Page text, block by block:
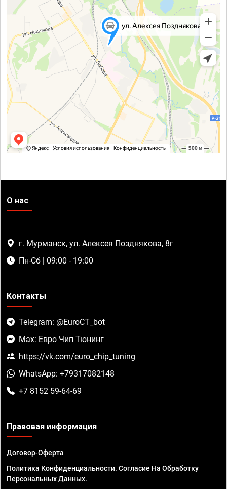
О нас
г. Мурманск, ул. Алексея Позднякова, 8г
Пн-Сб | 09:00 - 19:00
Контакты
Telegram: @EuroCT_bot
Max: Евро Чип Тюнинг
https://vk.com/euro_chip_tuning
WhatsApp: +79317082148
+7 8152 59-64-69
Правовая информация
Договор-Оферта
Политика Конфиденциальности. Согласие На Обработку
Персональных Данных.